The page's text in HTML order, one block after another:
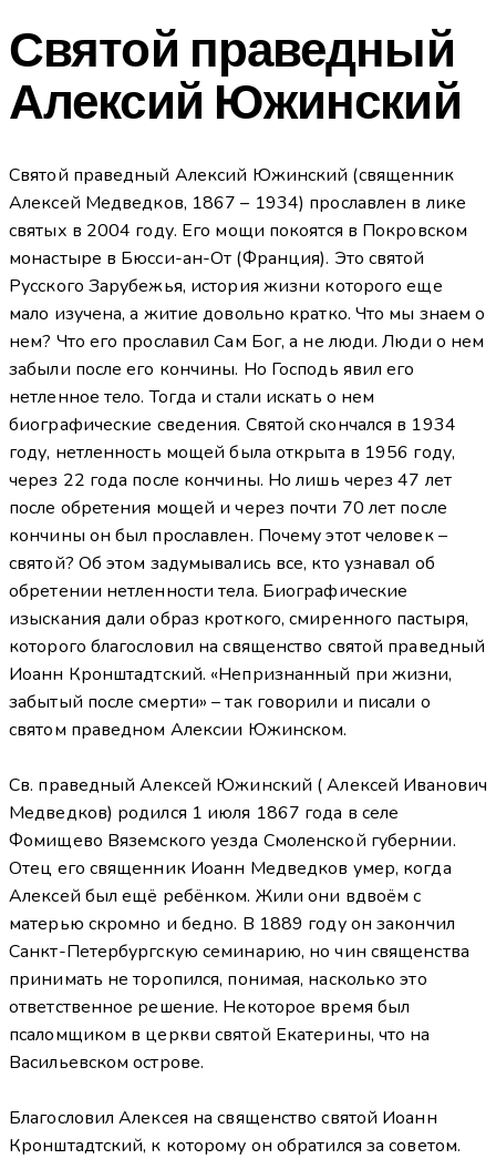
Святой праведный
Алексий Южинский
Святой праведный Алексий Южинский (священник
Алексей Медведков, 1867 – 1934) прославлен в лике
святых в 2004 году. Его мощи покоятся в Покровском
монастыре в Бюсси-ан-От (Франция). Это святой
Русского Зарубежья, история жизни которого еще
мало изучена, а житие довольно кратко. Что мы знаем о
нем? Что его прославил Сам Бог, а не люди. Люди о нем
забыли после его кончины. Но Господь явил его
нетленное тело. Тогда и стали искать о нем
биографические сведения. Святой скончался в 1934
году, нетленность мощей была открыта в 1956 году,
через 22 года после кончины. Но лишь через 47 лет
после обретения мощей и через почти 70 лет после
кончины он был прославлен. Почему этот человек –
святой? Об этом задумывались все, кто узнавал об
обретении нетленности тела. Биографические
изыскания дали образ кроткого, смиренного пастыря,
которого благословил на священство святой праведный
Иоанн Кронштадтский. «Непризнанный при жизни,
забытый после смерти» – так говорили и писали о
святом праведном Алексии Южинском.
Св. праведный Алексей Южинский ( Алексей Иванович
Медведков) родился 1 июля 1867 года в селе
Фомищево Вяземского уезда Смоленской губернии.
Отец его священник Иоанн Медведков умер, когда
Алексей был ещё ребёнком. Жили они вдвоём с
матерью скромно и бедно. В 1889 году он закончил
Санкт-Петербургскую семинарию, но чин священства
принимать не торопился, понимая, насколько это
ответственное решение. Некоторое время был
псаломщиком в церкви святой Екатерины, что на
Васильевском острове.
Благословил Алексея на священство святой Иоанн
Кронштадтский, к которому он обратился за советом.